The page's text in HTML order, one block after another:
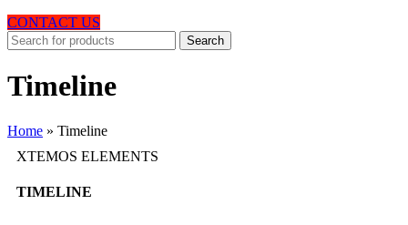
CONTACT US
Search
Timeline
Home » Timeline
XTEMOS ELEMENTS
TIMELINE